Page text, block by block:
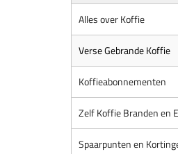
Alles over Koffie
Verse Gebrande Koffie
Koffieabonnementen
Zelf Koffie Branden en
Spaarpunten en